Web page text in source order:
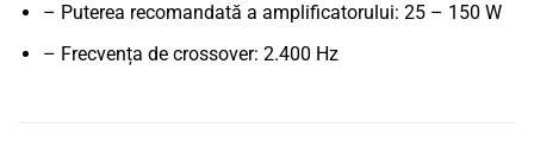
– Puterea recomandată a amplificatorului: 25 – 150 W
– Frecvența de crossover: 2.400 Hz